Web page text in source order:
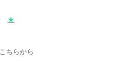
★
ちらから